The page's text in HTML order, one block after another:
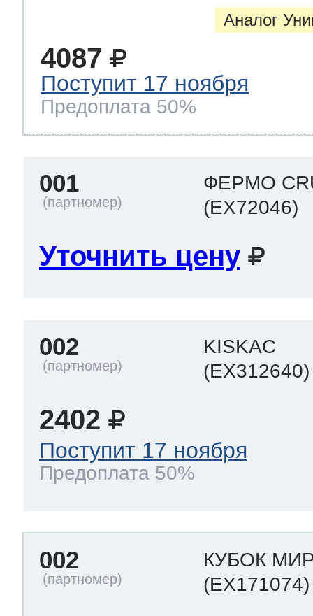
Аналог
4087
Поступит 17 ноября
Предоплата 50%
001
ФЕРМО
(EX72046)
Уточнить цену
002
KISKAC
(EX312640)
2402
Поступит 17 ноября
Предоплата 50%
002
КУБОК
(EX171074)